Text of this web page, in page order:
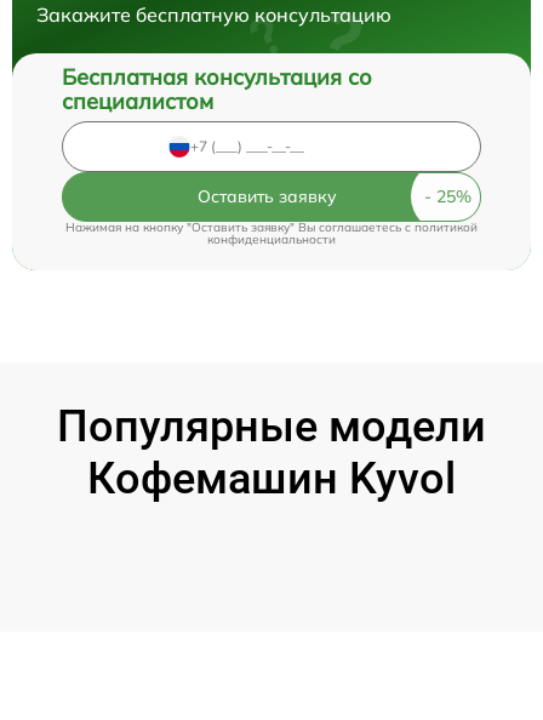
Закажите бесплатную консультацию
Бесплатная консультация со
специалистом
Оставить заявку
Нажимая на кнопку "Оставить заявку" Вы соглашаетесь cполитикой
конфиденциальности
Популярные модели
Кофемашин Kyvol